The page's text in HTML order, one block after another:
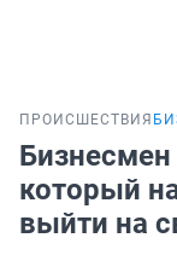
ПРОИСШЕСТВИЯ
который
выйти на